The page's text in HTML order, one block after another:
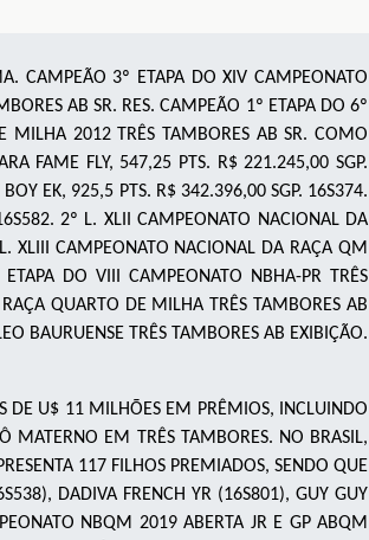
CAMPEÃO 3º ETAPA DO XIV CAMPEONATO
AB SR. RES. CAMPEÃO 1º ETAPA DO 6º
MILHA 2012 TRÊS TAMBORES AB SR. COMO
FAME FLY, 547,25 PTS. R$ 221.245,00 SGP.
EK, 925,5 PTS. R$ 342.396,00 SGP. 16S374.
2º L. XLII CAMPEONATO NACIONAL DA
XLIII CAMPEONATO NACIONAL DA RAÇA QM
DO VIII CAMPEONATO NBHA-PR TRÊS
QUARTO DE MILHA TRÊS TAMBORES AB
BAURUENSE TRÊS TAMBORES AB EXIBIÇÃO.
DE U$ 11 MILHÕES EM PRÊMIOS, INCLUINDO
MATERNO EM TRÊS TAMBORES. NO BRASIL,
117 FILHOS PREMIADOS, SENDO QUE
DADIVA FRENCH YR (16S801), GUY GUY
NBQM 2019 ABERTA JR E GP ABQM